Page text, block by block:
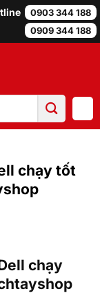
0903 344 188
0909 344 188
chạy tốt
chạy